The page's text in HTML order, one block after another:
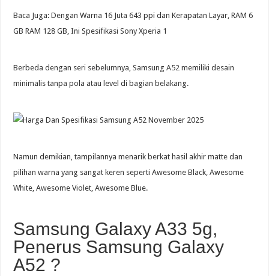
Baca Juga: Dengan Warna 16 Juta 643 ppi dan Kerapatan Layar, RAM 6
GB RAM 128 GB, Ini Spesifikasi Sony Xperia 1
Berbeda dengan seri sebelumnya, Samsung A52 memiliki desain
minimalis tanpa pola atau level di bagian belakang.
Namun demikian, tampilannya menarik berkat hasil akhir matte dan
pilihan warna yang sangat keren seperti Awesome Black, Awesome
White, Awesome Violet, Awesome Blue.
Samsung Galaxy A33 5g,
Penerus Samsung Galaxy
A52 ?